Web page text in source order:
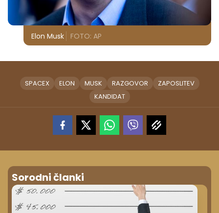
Elon Musk FOTO: AP
SPACEX ELON MUSK RAZGOVOR
ZAPOSLITEV
KANDIDAT
Sorodni članki